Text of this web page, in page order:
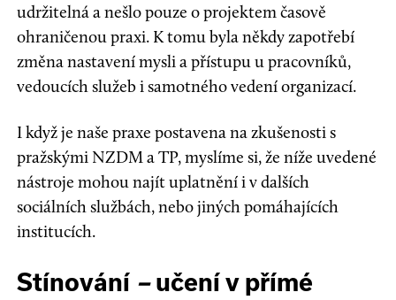
udržitelná a nešlo pouze o projektem časově
ohraničenou praxi. K tomu byla někdy zapotřebí
změna nastavení mysli a přístupu u pracovníků,
vedoucích služeb i samotného vedení organizací.
I když je naše praxe postavena na zkušenosti s
pražskými NZDM a TP, myslíme si, že níže uvedené
nástroje mohou najít uplatnění i v dalších
sociálních službách, nebo jiných pomáhajících
institucích.
Stínování –učení v přímé